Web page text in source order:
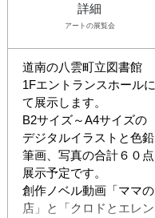
詳細
アート の展覧会
道南の八雲町立図書館
1Fエントランスホールに
て展示します。
B2サイズ～A4サイズの
デジタルイラストと色鉛
筆画、写真の合計６０点
展示予定です。
創作ノベル動画「ママの
店」と「クロドとエレン